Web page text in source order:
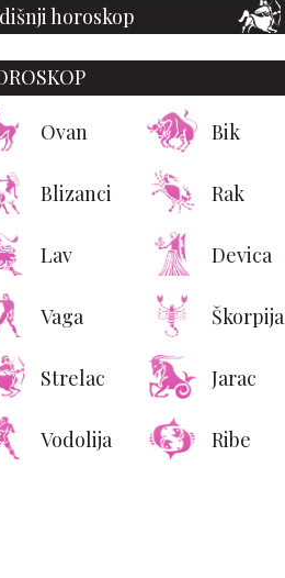
horoskop
Ovan Bik
Blizanci Rak
Lav Devica
Vaga Škorpija
Strelac Jarac
Vodolija Ribe